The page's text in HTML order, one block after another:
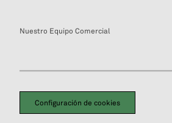
Nuestro Equipo Comercial
Configuración de cookies